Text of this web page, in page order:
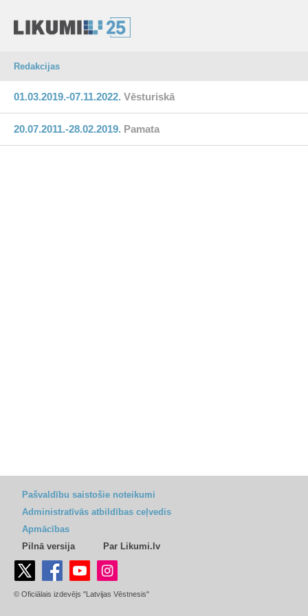
Redakcijas
01.03.2019.-07.11.2022. Vēsturiskā
20.07.2011.-28.02.2019. Pamata
Pašvaldību saistošie noteikumi
Administratīvās atbildības ceļvedis
Apmācības
Pilnā versija
Par Likumi.lv
© Oficiālais izdevējs "Latvijas Vēstnesis"